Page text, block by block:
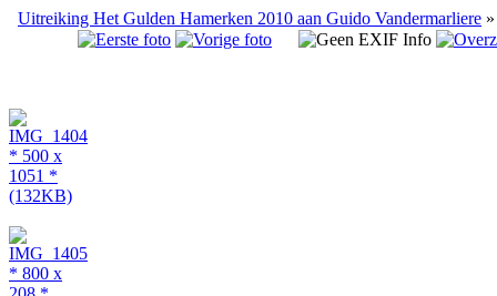
Uitreiking Het Gulden Hamerken 2010 aan Guido Vandermarliere